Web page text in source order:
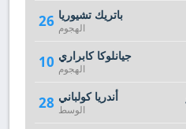
26 باتريك تشيوريا
الهجوم
10 جيانلوكا كابراري
الهجوم
28 أندريا كولباني
الوسط